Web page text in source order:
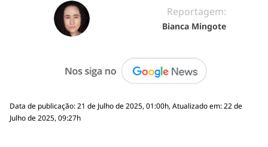
Reportagem:
Bianca Mingote
Data de publicação: 21 de Julho de 2025, 01:00h, Atualizado em: 22 de
Julho de 2025, 09:27h